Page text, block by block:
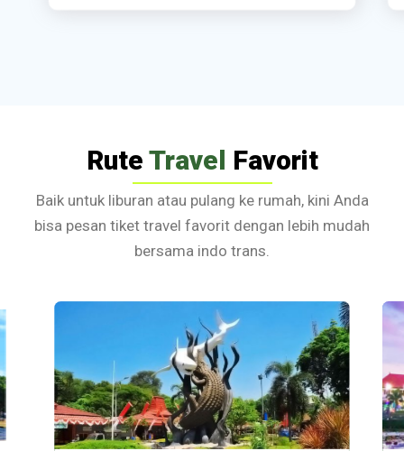
Rute Travel Favorit
Baik untuk liburan atau pulang ke rumah, kini Anda
bisa pesan tiket travel favorit dengan lebih mudah
bersama indo trans.